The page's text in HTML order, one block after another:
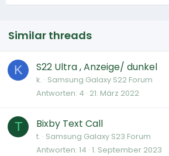
Similar threads
K S22 Ultra , Anzeige/ dunkel
k. Samsung Galaxy S22 Forum
Antworten 4 21. März 2022
T Bixby Text Call
t. Samsung Galaxy S23 Forum
Antworten 14 1. September 2023